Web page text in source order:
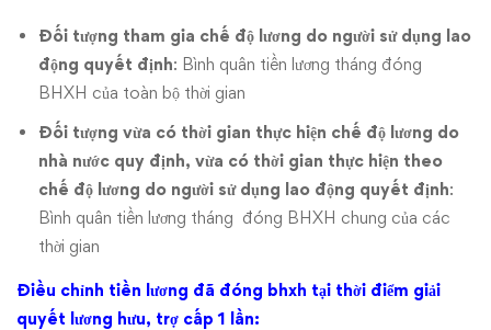
Đối tượng tham gia chế độ lương do người sử dụng lao
động quyết định: Bình quân tiền lương tháng đóng
BHXH của toàn bộ thời gian
Đối tượng vừa có thời gian thực hiện chế độ lương do
nhà nước quy định, vừa có thời gian thực hiện theo
chế độ lương do người sử dụng lao động quyết định:
Bình quân tiền lương tháng đóng BHXH chung của các
thời gian
Điều chỉnh tiền lương đã đóng bhxh tại thời điểm giải
quyết lương hưu, trợ cấp 1 lần: